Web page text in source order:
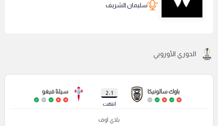
سليمان الشريف
الدوري الأوروبي
باوك سالونيكا
1 : 2
انتهت
سيلتا فيغو
بلاي اوف